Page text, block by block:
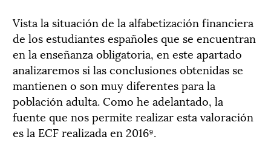
Vista la situación de la alfabetización financiera
de los estudiantes españoles que se encuentran
en la enseñanza obligatoria, en este apartado
analizaremos si las conclusiones obtenidas se
mantienen o son muy diferentes para la
población adulta. Como he adelantado, la
fuente que nos permite realizar esta valoración
es la ECF realizada en 2016⁹.